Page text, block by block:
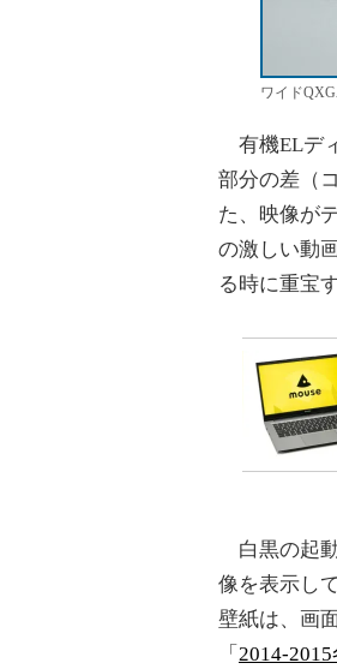
ワイド
有機ELデ
部分の差（
た、映像が
の激しい動
る時に重宝す
白黒の起
像を表示し
壁紙は、画
「 2014-